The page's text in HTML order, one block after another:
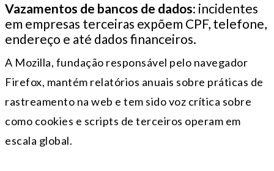
Vazamentos de bancos de dados: incidentes
em empresas terceiras expõem CPF, telefone,
endereço e até dados financeiros.
A Mozilla, fundação responsável pelo navegador
Firefox, mantém relatórios anuais sobre práticas de
rastreamento na web e tem sido voz crítica sobre
como cookies e scripts de terceiros operam em
escala global.